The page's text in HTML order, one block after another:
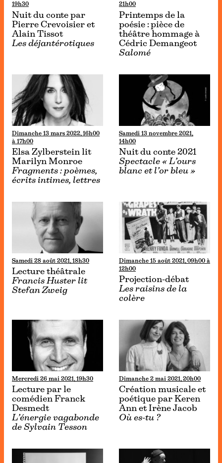
19h30
Nuit du conte par
Pierre Crevoisier et
Alain Tissot
Les déjantérotiques
21h00
Printemps de la
poésie : pièce de
théâtre hommage à
Cédric Demangeot
Salomé
Dimanche 13 mars 2022, 16h00
à 17h00
Elsa Zylberstein lit
Marilyn Monroe
Fragments : poèmes,
écrits intimes, lettres
Samedi 13 novembre 2021,
14h00
Nuit du conte 2021
Spectacle « L’ours
blanc et l’or bleu »
Samedi 28 août 2021, 18h30
Lecture théâtrale
Francis Huster lit
Stefan Zweig
Dimanche 15 août 2021, 09h00 à
12h00
Projection-débat
Les raisins de la
colère
Mercredi 26 mai 2021, 19h30
Lecture par le
comédien Franck
Desmedt
L’énergie vagabonde
de Sylvain Tesson
Dimanche 2 mai 2021, 20h00
Création musicale et
poétique par Keren
Ann et Irène Jacob
Où es-tu ?